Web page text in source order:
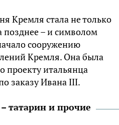
Кремля стала не только
позднее – и символом
сооружению
Кремля. Она была
проекту итальянца
заказу Ивана III.
татарин и прочие